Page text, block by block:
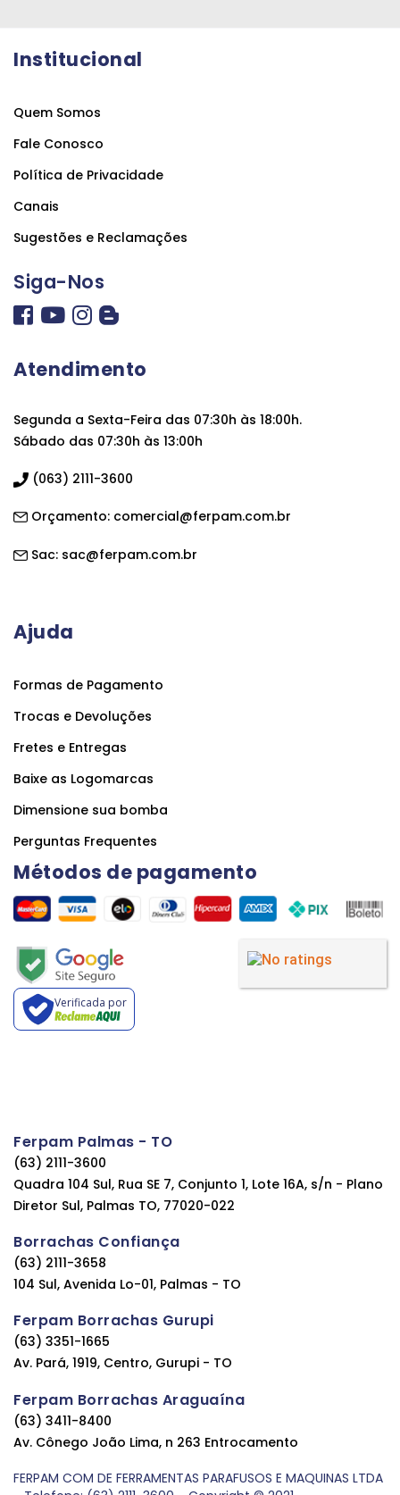
Institucional
Quem Somos
Fale Conosco
Política de Privacidade
Canais
Sugestões e Reclamações
Siga-Nos
Atendimento
Segunda a Sexta-Feira das 07:30h às 18:00h.
Sábado das 07:30h às 13:00h
(063) 2111-3600
Orçamento: comercial@ferpam.com.br
Sac: sac@ferpam.com.br
Ajuda
Formas de Pagamento
Trocas e Devoluções
Fretes e Entregas
Baixe as Logomarcas
Dimensione sua bomba
Perguntas Frequentes
Métodos de pagamento
Verificada por
Ferpam Palmas - TO
(63) 2111-3600
Quadra 104 Sul, Rua SE 7, Conjunto 1, Lote 16A, s/n - Plano
Diretor Sul, Palmas TO, 77020-022
Borrachas Confiança
(63) 2111-3658
104 Sul, Avenida Lo-01, Palmas - TO
Ferpam Borrachas Gurupi
(63) 3351-1665
Av. Pará, 1919, Centro, Gurupi - TO
Ferpam Borrachas Araguaína
(63) 3411-8400
Av. Cônego João Lima, n 263 Entrocamento
FERPAM COM DE FERRAMENTAS PARAFUSOS E MAQUINAS LTDA